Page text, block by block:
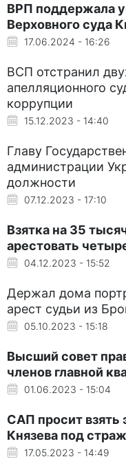
ВРП поддержала
Верховного суда
17.06.2024 - 16:26
ВСП отстранил
апелляционного
коррупции
15.12.2023 - 14:40
Главу
администрации
должности
07.12.2023 - 17:10
Взятка на 35
арестовать
04.12.2023 - 15:52
Держал дома
арест судьи из
05.10.2023 - 15:18
Высший совет
членов главной
01.06.2023 - 15:04
САП просит взять
Князева под
17.05.2023 - 14:49